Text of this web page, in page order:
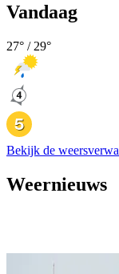
Vandaag
27° / 29°
Bekijk de
Weernieuws